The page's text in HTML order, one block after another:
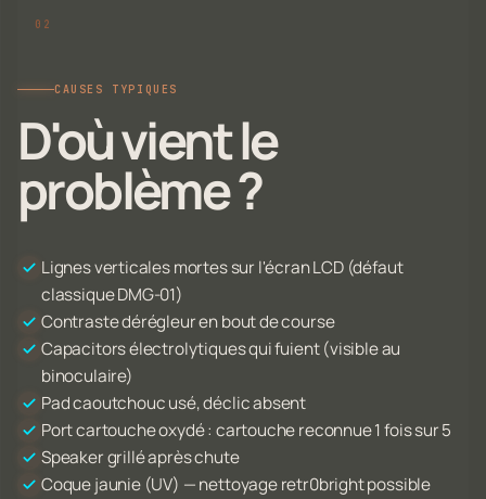
CAUSES TYPIQUES
D'où vient le
problème ?
Lignes verticales mortes sur l'écran LCD (défaut
classique DMG-01)
Contraste dérégleur en bout de course
Capacitors électrolytiques qui fuient (visible au
binoculaire)
Pad caoutchouc usé, déclic absent
Port cartouche oxydé : cartouche reconnue 1 fois sur 5
Speaker grillé après chute
Coque jaunie (UV) — nettoyage retr0bright possible